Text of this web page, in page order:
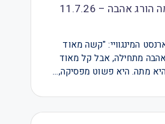
הורג אהבה – 11.7.26
המינגוויי: "קשה מאוד
מתחילה, אבל קל מאוד
מתה. היא פשוט מפסיקה,…